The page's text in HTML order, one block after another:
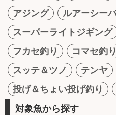
アジング
ルアーシー
スーパーライトジギング
フカセ釣り
コマセ釣り
スッテ＆ツノ
テンヤ
投げ＆ちょい投げ釣り
対象魚から探す